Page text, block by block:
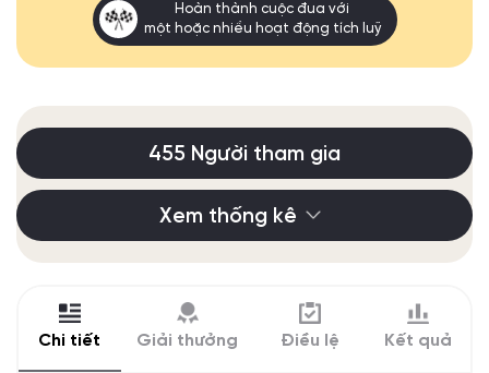
Hoàn thành cuộc đua với
một hoặc nhiều hoạt động tích luỹ
455 Người tham gia
Xem thống kê
Chi tiết Giải thưởng Điều lệ Kết quả